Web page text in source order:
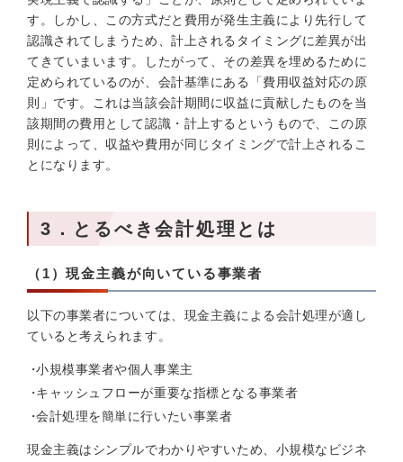
す。しかし、この方式だと費用が発生主義により先行して
認識されてしまうため、計上されるタイミングに差異が出
てきていまいます。したがって、その差異を埋めるために
定められているのが、会計基準にある「費用収益対応の原
則」です。これは当該会計期間に収益に貢献したものを当
該期間の費用として認識・計上するというもので、この原
則によって、収益や費用が同じタイミングで計上されるこ
とになります。
3．とるべき会計処理とは
（1）現金主義が向いている事業者
以下の事業者については、現金主義による会計処理が適し
ていると考えられます。
小規模事業者や個人事業主
キャッシュフローが重要な指標となる事業者
会計処理を簡単に行いたい事業者
現金主義はシンプルでわかりやすいため、小規模なビジネ